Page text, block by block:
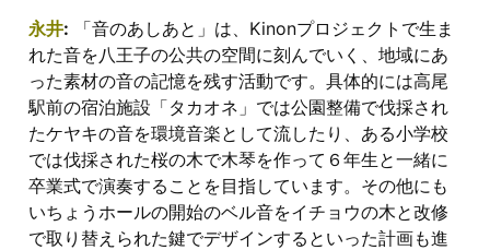
永井: 「音のあしあと」は、Kinonプロジェクトで生ま
れた音を八王子の公共の空間に刻んでいく、地域にあ
った素材の音の記憶を残す活動です。具体的には高尾
駅前の宿泊施設「タカオネ」では公園整備で伐採され
たケヤキの音を環境音楽として流したり、ある小学校
では伐採された桜の木で木琴を作って６年生と一緒に
卒業式で演奏することを目指しています。その他にも
いちょうホールの開始のベル音をイチョウの木と改修
で取り替えられた鍵でデザインするといった計画も進